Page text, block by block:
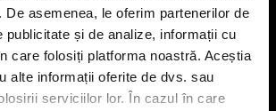
De asemenea, le oferim partenerilor de
publicitate și de analize, informații cu
care folosiți platforma noastră. Aceștia
alte informații oferite de dvs. sau
serviciilor lor. În cazul în care